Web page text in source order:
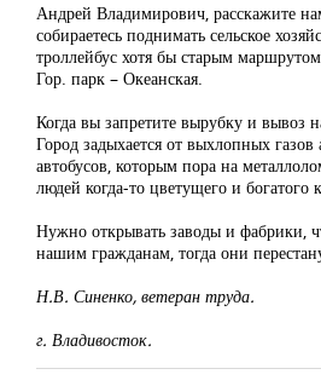
Андрей Владимирович, расскажите
собираетесь поднимать сельское
троллейбус хотя бы старым
Гор. парк – Океанская.
Когда вы запретите вырубку и вывоз
Город задыхается от выхлопных
автобусов, которым пора на
людей когда-то цветущего и богатого
Нужно открывать заводы и фабрики,
нашим гражданам, тогда они
Н.В. Синенко, ветеран труда.
г. Владивосток.